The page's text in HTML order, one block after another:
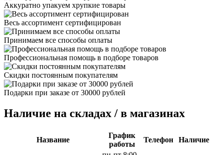
Аккуратно упакуем хрупкие товары
Весь ассортимент сертифицирован
Принимаем все способы оплаты
Профессиональная помощь в подборе товаров
Скидки постоянным покупателям
Подарки при заказе от 30000 рублей
Наличие на складах / в магазинах
Название
График
работы
Телефон Наличие